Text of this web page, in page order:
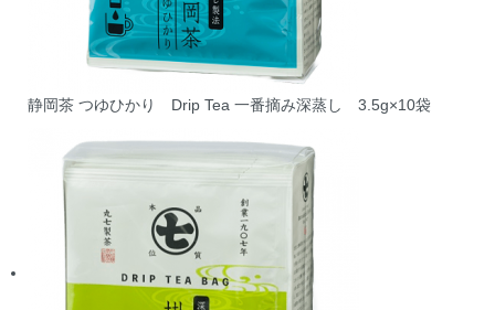
静岡茶 つゆひかり Drip Tea 一番摘み深蒸し 3.5g×10袋